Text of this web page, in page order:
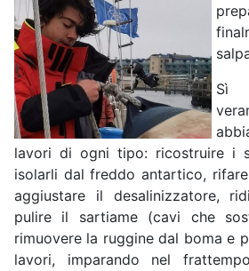
Sì
lavori di ogni tipo: ricostruire i
isolarli dal freddo antartico,
aggiustare il desalinizzatore,
pulire il sartiame (cavi che
rimuovere la ruggine dal boma e
lavori, imparando nel